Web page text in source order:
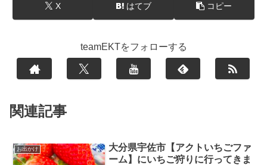
X はてブ コピー
teamEKTをフォローする
関連記事
お出かけ
大分県宇佐市【アクトいちごファ
ーム】にいちご狩りに行ってきま